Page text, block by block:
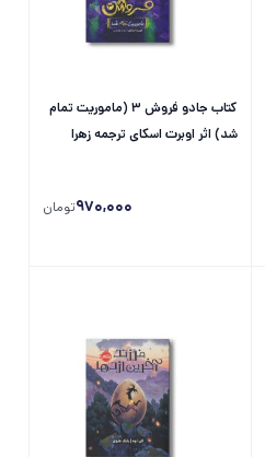
کتاب جادو فروش 3 (ماموریت تمام
شد) اثر اوبرت اسکای ترجمه زهرا
970,000تومان